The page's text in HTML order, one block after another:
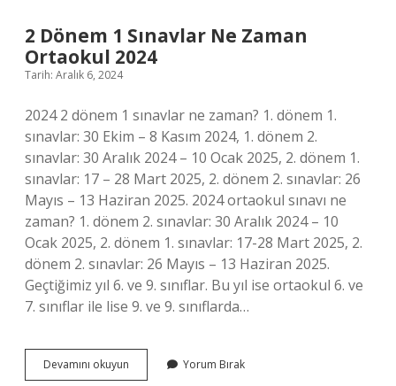
2 Dönem 1 Sınavlar Ne Zaman
Ortaokul 2024
Tarih: Aralık 6, 2024
2024 2 dönem 1 sınavlar ne zaman? 1. dönem 1.
sınavlar: 30 Ekim – 8 Kasım 2024, 1. dönem 2.
sınavlar: 30 Aralık 2024 – 10 Ocak 2025, 2. dönem 1.
sınavlar: 17 – 28 Mart 2025, 2. dönem 2. sınavlar: 26
Mayıs – 13 Haziran 2025. 2024 ortaokul sınavı ne
zaman? 1. dönem 2. sınavlar: 30 Aralık 2024 – 10
Ocak 2025, 2. dönem 1. sınavlar: 17-28 Mart 2025, 2.
dönem 2. sınavlar: 26 Mayıs – 13 Haziran 2025.
Geçtiğimiz yıl 6. ve 9. sınıflar. Bu yıl ise ortaokul 6. ve
7. sınıflar ile lise 9. ve 9. sınıflarda…
Devamını okuyun
Dönem
Yorum Bırak